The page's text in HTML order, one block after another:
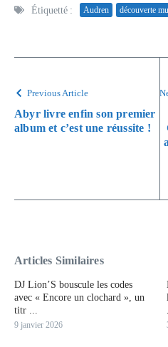
Étiquetté : Audren découverte
Previous Article
Abyr livre enfin son premier
album et c’est une réussite !
Articles Similaires
DJ Lion’S bouscule les codes
avec « Encore un clochard », un
titr ...
9 janvier 2026